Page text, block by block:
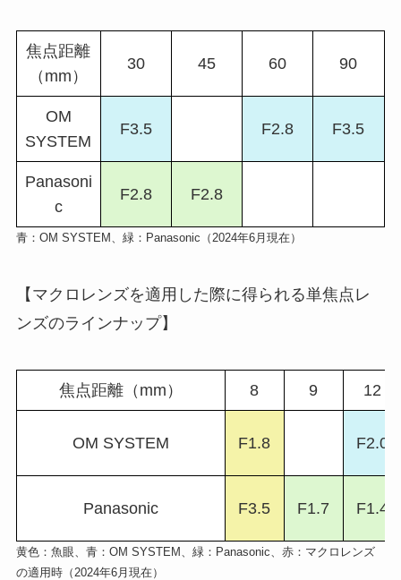
焦点距離
（mm）
30 45 60 90
OM
SYSTEM
F3.5 F2.8 F3.5
Panasoni
c
F2.8 F2.8
青：OM SYSTEM、緑：Panasonic（2024年6月現在）
【マクロレンズを適用した際に得られる単焦点レ
ンズのラインナップ】
焦点距離（mm） 8 9 12
OM SYSTEM F1.8 F2.0
Panasonic F3.5 F1.7 F1.4
黄色：魚眼、青：OM SYSTEM、緑：Panasonic、赤：マクロレンズ
の適用時（2024年6月現在）